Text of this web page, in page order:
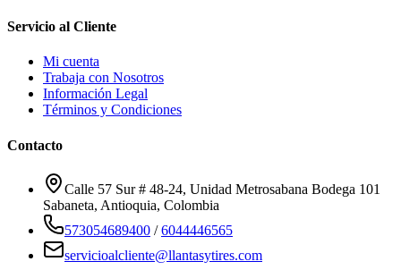
Servicio al Cliente
Mi cuenta
Trabaja con Nosotros
Información Legal
Términos y Condiciones
Contacto
Calle 57 Sur # 48-24, Unidad Metrosabana Bodega 101
Sabaneta, Antioquia, Colombia
573054689400 /6044446565
servicioalcliente@llantasytires.com